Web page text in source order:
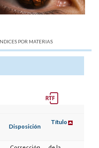
AQUÍ:
ÍNDICES POR MATERIAS
Disposición
Título